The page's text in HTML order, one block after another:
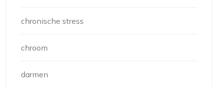
chronische stress
chroom
darmen